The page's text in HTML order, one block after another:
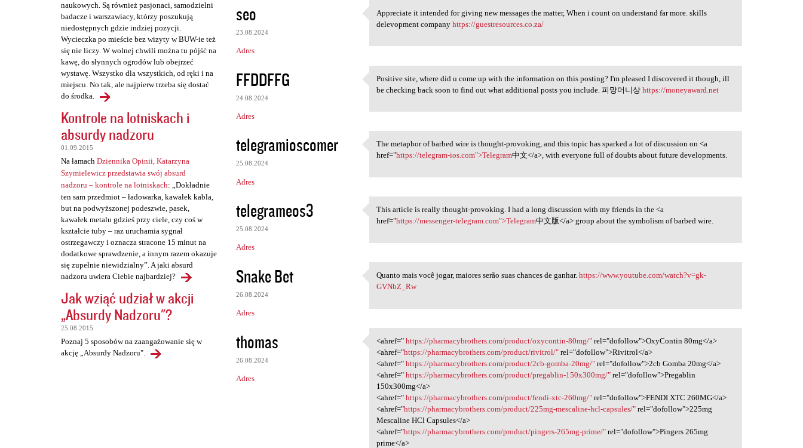
naukowych. Są również pasjonaci, samodzielni
badacze i warszawiacy, którzy poszukują
niedostępnych gdzie indziej pozycji.
Wycieczka po mieście bez wizyty w BUW-ie też
się nie liczy. W wolnej chwili można tu pójść na
kawę, do słynnych ogrodów lub obejrzeć
wystawę. Wszystko dla wszystkich, od ręki i na
miejscu. No tak, ale najpierw trzeba się dostać
do środka.
Kontrole na lotniskach i
absurdy nadzoru
01.09.2015
Na łamach Dziennika Opinii, Katarzyna
Szymielewicz przedstawia swój absurd
nadzoru – kontrole na lotniskach: „Dokładnie
ten sam przedmiot – ładowarka, kawałek kabla,
but na podwyższonej podeszwie, pasek,
kawałek metalu gdzieś przy ciele, czy coś w
kształcie tuby – raz uruchamia sygnał
ostrzegawczy i oznacza stracone 15 minut na
dodatkowe sprawdzenie, a innym razem okazuje
się zupełnie niewidzialny”. A jaki absurd
nadzoru uwiera Ciebie najbardziej?
Jak wziąć udział w akcji
„Absurdy Nadzoru"?
25.08.2015
Poznaj 5 sposobów na zaangażowanie się w
akcję „Absurdy Nadzoru".
e
seo
23.08.2024
Adres
Appreciate it intended for
Appreciate it intended for giving new messages the matter, When i count on understand far more. skills
delevopment companyhttps://guestresources.co.za/
FFDDFFG
24.08.2024
Adres
Positive site, where did u
Positive site, where did u come up with the information on this posting? I'm pleased I discovered it though, ill
be checking back soon to find out what additional posts you include. 피망머니상https://moneyaward.net
telegramioscomer
25.08.2024
Adres
The metaphor of barbed wire
The metaphor of barbed wire is thought-provoking, and this topic has sparked a lot of discussion on <a
href="https://telegram-ios.com">Telegram中文</a>, with everyone full of doubts about future developments.
telegrameos3
25.08.2024
Adres
This article is really
This article is really thought-provoking. I had a long discussion with my friends in the <a
href="https://messenger-telegram.com">Telegram中文版</a> group about the symbolism of barbed wire.
Snake Bet
26.08.2024
Adres
Quanto mais você jogar,
Quanto mais você jogar, maiores serão suas chances de ganhar.https://www.youtube.com/watch?v=gk-
GVNbZ_Rw
thomas
26.08.2024
Adres
<ahref=" https:/
<ahref="https://pharmacybrothers.com/product/oxycontin-80mg/" rel="dofollow">OxyContin 80mg</a>
<ahref="https://pharmacybrothers.com/product/rivitrol/" rel="dofollow">Rivitrol</a>
<ahref="https://pharmacybrothers.com/product/2cb-gomba-20mg/" rel="dofollow">2cb Gomba 20mg</a>
<ahref="https://pharmacybrothers.com/product/pregablin-150x300mg/" rel="dofollow">Pregablin
150x300mg</a>
<ahref="https://pharmacybrothers.com/product/fendi-xtc-260mg/" rel="dofollow">FENDI XTC 260MG</a>
<ahref="https://pharmacybrothers.com/product/225mg-mescaline-hcl-capsules/" rel="dofollow">225mg
Mescaline HCl Capsules</a>
<ahref="https://pharmacybrothers.com/product/pingers-265mg-prime/" rel="dofollow">Pingers 265mg
prime</a>